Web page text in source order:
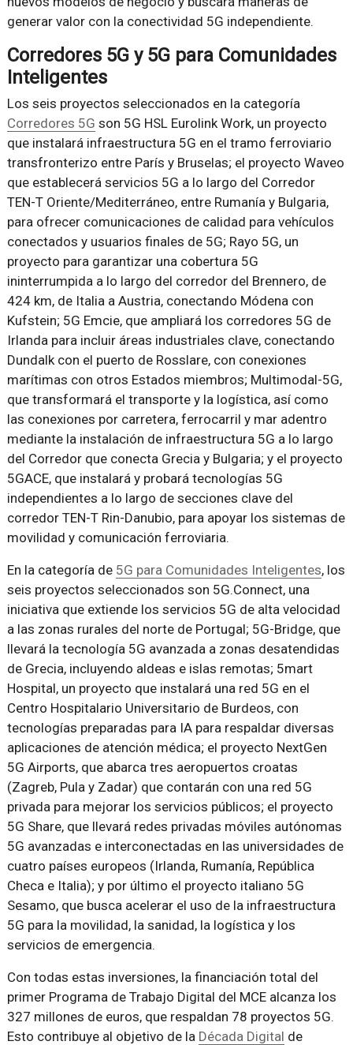
generar valor con la conectividad 5G independiente.
Corredores 5G y 5G para Comunidades
Inteligentes
Los seis proyectos seleccionados en la categoría
Corredores 5G son 5G HSL Eurolink Work, un proyecto
que instalará infraestructura 5G en el tramo ferroviario
transfronterizo entre París y Bruselas; el proyecto Waveo
que establecerá servicios 5G a lo largo del Corredor
TEN-T Oriente/Mediterráneo, entre Rumanía y Bulgaria,
para ofrecer comunicaciones de calidad para vehículos
conectados y usuarios finales de 5G; Rayo 5G, un
proyecto para garantizar una cobertura 5G
ininterrumpida a lo largo del corredor del Brennero, de
424 km, de Italia a Austria, conectando Módena con
Kufstein; 5G Emcie, que ampliará los corredores 5G de
Irlanda para incluir áreas industriales clave, conectando
Dundalk con el puerto de Rosslare, con conexiones
marítimas con otros Estados miembros; Multimodal-5G,
que transformará el transporte y la logística, así como
las conexiones por carretera, ferrocarril y mar adentro
mediante la instalación de infraestructura 5G a lo largo
del Corredor que conecta Grecia y Bulgaria; y el proyecto
5GACE, que instalará y probará tecnologías 5G
independientes a lo largo de secciones clave del
corredor TEN-T Rin-Danubio, para apoyar los sistemas de
movilidad y comunicación ferroviaria.
En la categoría de 5G para Comunidades Inteligentes, los
seis proyectos seleccionados son 5G.Connect, una
iniciativa que extiende los servicios 5G de alta velocidad
a las zonas rurales del norte de Portugal; 5G-Bridge, que
llevará la tecnología 5G avanzada a zonas desatendidas
de Grecia, incluyendo aldeas e islas remotas; 5mart
Hospital, un proyecto que instalará una red 5G en el
Centro Hospitalario Universitario de Burdeos, con
tecnologías preparadas para IA para respaldar diversas
aplicaciones de atención médica; el proyecto NextGen
5G Airports, que abarca tres aeropuertos croatas
(Zagreb, Pula y Zadar) que contarán con una red 5G
privada para mejorar los servicios públicos; el proyecto
5G Share, que llevará redes privadas móviles autónomas
5G avanzadas e interconectadas en las universidades de
cuatro países europeos (Irlanda, Rumanía, República
Checa e Italia); y por último el proyecto italiano 5G
Sesamo, que busca acelerar el uso de la infraestructura
5G para la movilidad, la sanidad, la logística y los
servicios de emergencia.
Con todas estas inversiones, la financiación total del
primer Programa de Trabajo Digital del MCE alcanza los
327 millones de euros, que respaldan 78 proyectos 5G.
Esto contribuye al objetivo de la Década Digital de